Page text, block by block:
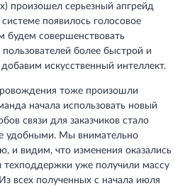
произошел серьезный апгрейд
появилось голосовое
будем совершенствовать
более быстрой и
искусственный интеллект.
тоже произошли
начала использовать новый
связи для заказчиков стало
удобными. Мы внимательно
и видим, что изменения оказались
уже получили массу
всех полученных с начала июля